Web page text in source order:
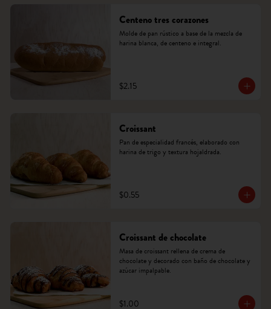
Centeno tres corazones
Molde de pan rústico a base de la mezcla de
harina blanca, de centeno e integral.
$2.15
Croissant
Pan de especialidad francés, elaborado con
harina de trigo y textura hojaldrada.
$0.55
Croissant de chocolate
Masa de croissant rellena de crema de
chocolate y decorado con baño de chocolate y
azúcar impalpable.
$1.00